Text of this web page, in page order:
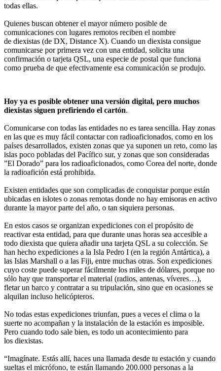
todas ellas.
Quienes buscan obtener el mayor número posible de
comunicaciones con lugares remotos reciben el nombre
de diexistas (de DX, Distance X). Cuando un diexista consigue
comunicarse por primera vez con una entidad, solicita una
confirmación o tarjeta QSL, una especie de postal que funciona
como prueba de que efectivamente esa comunicación se produjo.
Hoy ya es posible obtener una versión digital, pero muchos
diexistas siguen prefiriendo el cartón.
Comunicarse con todas las entidades no es tarea sencilla. Hay zonas
en las que es muy fácil contactar con radioaficionados, como en los
países desarrollados, existen zonas que ya suponen un reto, como las
islas poco pobladas del Pacífico sur, y zonas que son consideradas
”El Dorado” para los radioaficionados, como Corea del norte, donde
la radioafición está prohibida.
Existen entidades que son complicadas de conquistar porque están
ubicadas en islotes o zonas remotas donde no hay emisoras en activo
durante la mayor parte del año, o tan siquiera personas.
En estos casos se organizan expediciones con el propósito de
reactivar esta entidad, para que durante unas horas sea accesible a
todo diexista que quiera añadir una tarjeta QSL a su colección. Se
han hecho expediciones a la Isla Pedro I (en la región Antártica), a
las Islas Marshall o a las Fiji, entre muchas otras. Son expediciones
cuyo coste puede superar fácilmente los miles de dólares, porque no
sólo hay que transportar el material (radios, antenas, víveres…),
fletar un barco y contratar a su tripulación, sino que en ocasiones se
alquilan incluso helicópteros.
No todas estas expediciones triunfan, pues a veces el clima o la
suerte no acompañan y la instalación de la estación es imposible.
Pero cuando todo sale bien, es todo un acontecimiento para
los diexistas.
“Imagínate. Estás allí, haces una llamada desde tu estación y cuando
sueltas el micrófono, te están llamando 200.000 personas a la